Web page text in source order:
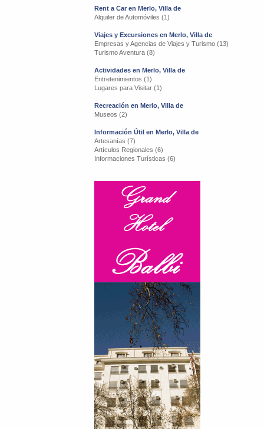
Rent a Car en Merlo, Villa de
Alquiler de Automóviles (1)
Viajes y Excursiones en Merlo, Villa de
Empresas y Agencias de Viajes y Turismo (13)
Turismo Aventura (8)
Actividades en Merlo, Villa de
Entretenimientos (1)
Lugares para Visitar (1)
Recreación en Merlo, Villa de
Museos (2)
Información Útil en Merlo, Villa de
Artesanías (7)
Artículos Regionales (6)
Informaciones Turísticas (6)